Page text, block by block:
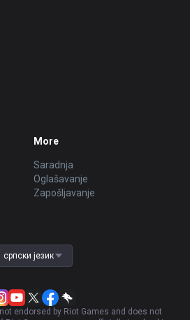
More
Saradnja
Oglašavanje
Zapošljavanje
српски језик
not endorsed by Riot Games and does not